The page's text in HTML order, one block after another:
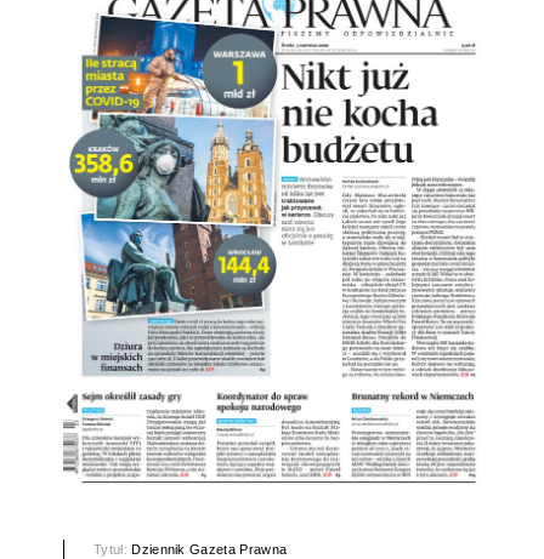
Tytuł:Dziennik Gazeta Prawna